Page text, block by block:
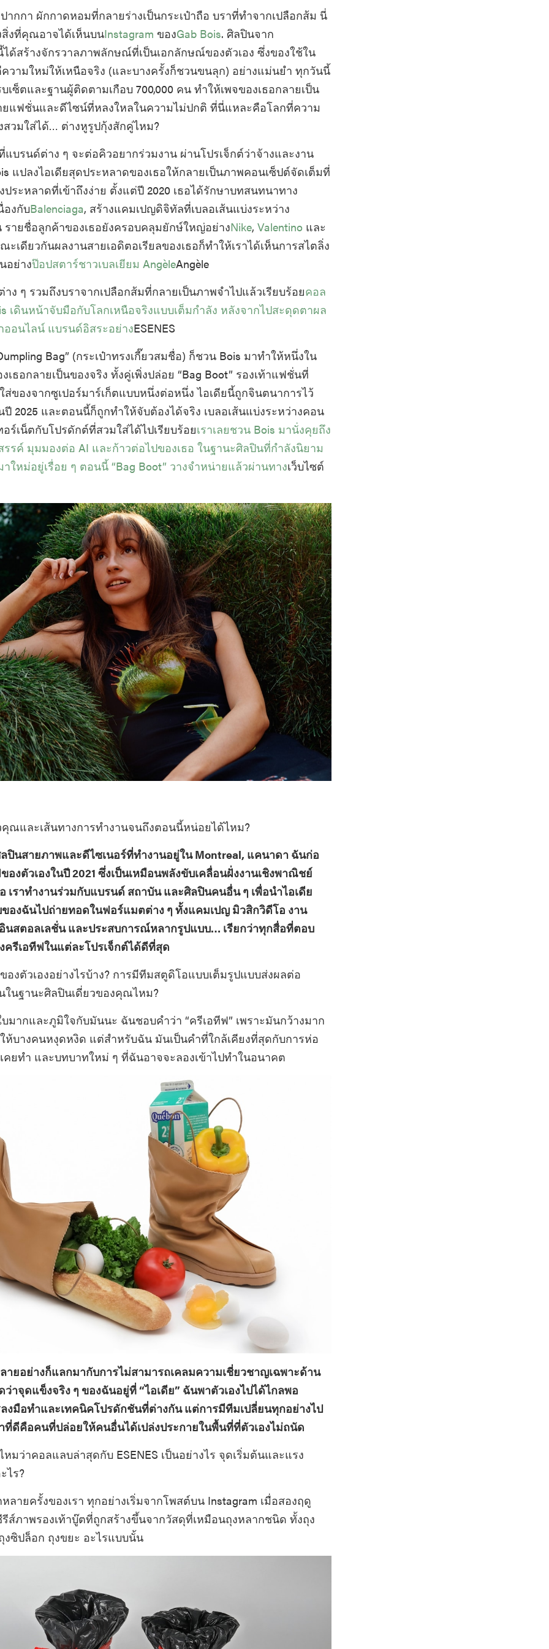
ากกา ผักกาดหอมที่กลายร่างเป็นกระเป๋าถือ บราที่ทำจากเปลือกส้ม นี่
งที่คุณอาจได้เห็นบนInstagram ของGab Bois. ศิลปินจาก
ด้สร้างจักรวาลภาพลักษณ์ที่เป็นเอกลักษณ์ของตัวเอง ซึ่งของใช้ใน
วามใหม่ให้เหนือจริง (และบางครั้งก็ชวนขนลุก) อย่างแม่นยำ ทุกวันนี้
เซ็ตและฐานผู้ติดตามเกือบ 700,000 คน ทำให้เพจของเธอกลายเป็น
แฟชั่นและดีไซน์ที่หลงใหลในความไม่ปกติ ที่นี่แหละคือโลกที่ความ
สวมใส่ได้… ต่างหูรูปกุ้งสักคู่ไหม?
แบรนด์ต่าง ๆ จะต่อคิวอยากร่วมงาน ผ่านโปรเจ็กต์ว่าจ้างและงาน
แปลงไอเดียสุดประหลาดของเธอให้กลายเป็นภาพคอนเซ็ปต์จัดเต็มที่
ระหลาดที่เข้าถึงง่าย ตั้งแต่ปี 2020 เธอได้รักษาบทสนทนาทาง
องกับBalenciaga, สร้างแคมเปญดิจิทัลที่เบลอเส้นแบ่งระหว่าง
ายชื่อลูกค้าของเธอยังครอบคลุมยักษ์ใหญ่อย่างNike,Valentino และ
ะเดียวกันผลงานสายเอดิตอเรียลของเธอก็ทำให้เราได้เห็นการสไตลิ่ง
อย่างป๊อปสตาร์ชาวเบลเยียม AngèleAngèle
ง ๆ รวมถึงบราจากเปลือกส้มที่กลายเป็นภาพจำไปแล้วเรียบร้อยคอล
เดินหน้าจับมือกับโลกเหนือจริงแบบเต็มกำลัง หลังจากไปสะดุดตาผล
ออนไลน์ แบรนด์อิสระอย่างESENES
Bag” (กระเป๋าทรงเกี๊ยวสมชื่อ) ก็ชวน Bois มาทำให้หนึ่งใน
ธอกลายเป็นของจริง ทั้งคู่เพิ่งปล่อย “Bag Boot” รองเท้าแฟชั่นที่
ส่ของจากซูเปอร์มาร์เก็ตแบบหนึ่งต่อหนึ่ง ไอเดียนี้ถูกจินตนาการไว้
2025 และตอนนี้ก็ถูกทำให้จับต้องได้จริง เบลอเส้นแบ่งระหว่างคอน
ร์เน็ตกับโปรดักต์ที่สวมใส่ได้ไปเรียบร้อยเราเลยชวน Bois มานั่งคุยถึง
รรค์ มุมมองต่อ AI และก้าวต่อไปของเธอ ในฐานะศิลปินที่กำลังนิยาม
ใหม่อยู่เรื่อย ๆ ตอนนี้ “Bag Boot” วางจำหน่ายแล้วผ่านทางเว็บไซต์
คุณและเส้นทางการทำงานจนถึงตอนนี้หน่อยได้ไหม?
ปินสายภาพและดีไซเนอร์ที่ทำงานอยู่ใน Montreal, แคนาดา ฉันก่อ
องตัวเองในปี 2021 ซึ่งเป็นเหมือนพลังขับเคลื่อนฝั่งงานเชิงพาณิชย์
เราทำงานร่วมกับแบรนด์ สถาบัน และศิลปินคนอื่น ๆ เพื่อนำไอเดีย
องฉันไปถ่ายทอดในฟอร์แมตต่าง ๆ ทั้งแคมเปญ มิวสิกวิดีโอ งาน
นสตอลเลชั่น และประสบการณ์หลากรูปแบบ… เรียกว่าทุกสื่อที่ตอบ
ครีเอทีฟในแต่ละโปรเจ็กต์ได้ดีที่สุด
องตัวเองอย่างไรบ้าง? การมีทีมสตูดิโอแบบเต็มรูปแบบส่งผลต่อ
ในฐานะศิลปินเดี่ยวของคุณไหม?
มากและภูมิใจกับมันนะ ฉันชอบคำว่า “ครีเอทีฟ” เพราะมันกว้างมาก
ห้บางคนหงุดหงิด แต่สำหรับฉัน มันเป็นคำที่ใกล้เคียงที่สุดกับการห่อ
ยทำ และบทบาทใหม่ ๆ ที่ฉันอาจจะลองเข้าไปทำในอนาคต
ายอย่างก็แลกมากับการไม่สามารถเคลมความเชี่ยวชาญเฉพาะด้าน
าจุดแข็งจริง ๆ ของฉันอยู่ที่ “ไอเดีย” ฉันพาตัวเองไปได้ไกลพอ
งมือทำและเทคนิคโปรดักชันที่ต่างกัน แต่การมีทีมเปลี่ยนทุกอย่างไป
ที่ดีคือคนที่ปล่อยให้คนอื่นได้เปล่งประกายในพื้นที่ที่ตัวเองไม่ถนัด
มว่าคอลแลบล่าสุดกับ ESENES เป็นอย่างไร จุดเริ่มต้นและแรง
ไร?
ลายครั้งของเรา ทุกอย่างเริ่มจากโพสต์บน Instagram เมื่อสองฤดู
ส์ภาพรองเท้าบู๊ตที่ถูกสร้างขึ้นจากวัสดุที่เหมือนถุงหลากชนิด ทั้งถุง
ซิปล็อก ถุงขยะ อะไรแบบนั้น